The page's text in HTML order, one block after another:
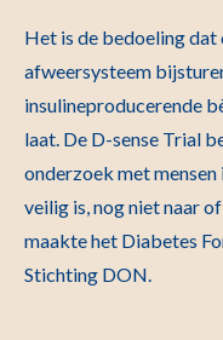
Het is de bedoeling
afweersysteem
insulineproducerende
laat. De D-sense Trial
onderzoek met
veilig is, nog niet naar
maakte het Diabetes
Stichting DON.